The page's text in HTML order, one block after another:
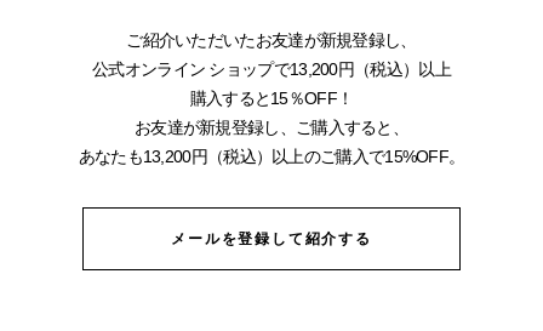
ご紹介いただいたお友達が新規登録し、
公式オンライン ショップで13,200円（税込）以上
購入すると15％OFF！
お友達が新規登録し、ご購入すると、
あなたも13,200円（税込）以上のご購入で15%OFF。
メールを登録して紹介する